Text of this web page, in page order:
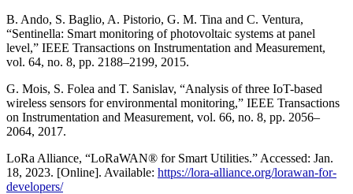
B. Ando, S. Baglio, A. Pistorio, G. M. Tina and C. Ventura,
“Sentinella: Smart monitoring of photovoltaic systems at panel
level,” IEEE Transactions on Instrumentation and Measurement,
vol. 64, no. 8, pp. 2188–2199, 2015.
G. Mois, S. Folea and T. Sanislav, “Analysis of three IoT-based
wireless sensors for environmental monitoring,” IEEE Transactions
on Instrumentation and Measurement, vol. 66, no. 8, pp. 2056–
2064, 2017.
LoRa Alliance, “LoRaWAN® for Smart Utilities.” Accessed: Jan.
18, 2023. [Online]. Available: https://lora-alliance.org/lorawan-for-
developers/